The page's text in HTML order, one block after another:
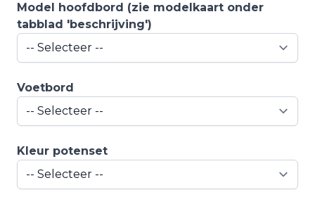
Model hoofdbord (zie modelkaart onder
tabblad 'beschrijving')
Voetbord
Kleur potenset